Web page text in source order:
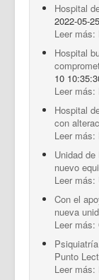
Hospital
2022-05-
Leer más:
Hospital
10
Leer más:
Hospital
con
Leer más:
Unidad
nuevo
Leer más:
Con el
nueva
Leer más:
Punto
Leer